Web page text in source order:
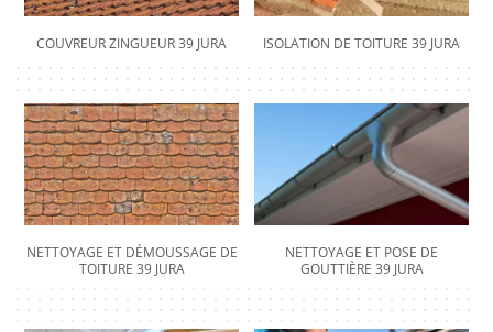
COUVREUR ZINGUEUR 39 JURA ISOLATION DE TOITURE 39 JURA
NETTOYAGE ET DÉMOUSSAGE DE
TOITURE 39 JURA
NETTOYAGE ET POSE DE
GOUTTIÈRE 39 JURA